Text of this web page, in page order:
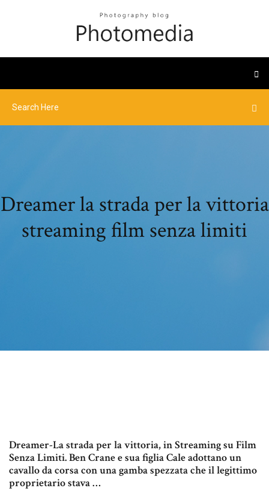
Dreamer la strada per la vittoria
streaming film senza limiti
Dreamer-La strada per la vittoria, in Streaming su Film
Senza Limiti. Ben Crane e sua figlia Cale adottano un
cavallo da corsa con una gamba spezzata che il legittimo
proprietario stava …